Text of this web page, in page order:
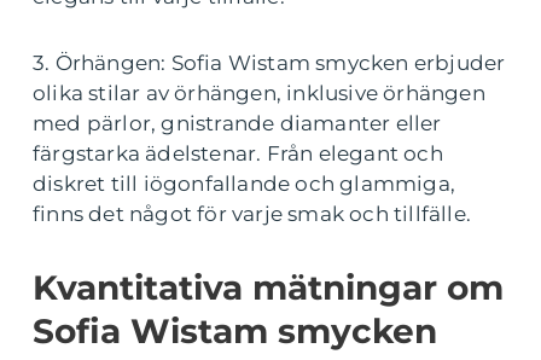
3. Örhängen: Sofia Wistam smycken erbjuder
olika stilar av örhängen, inklusive örhängen
med pärlor, gnistrande diamanter eller
färgstarka ädelstenar. Från elegant och
diskret till iögonfallande och glammiga,
finns det något för varje smak och tillfälle.
Kvantitativa mätningar om
Sofia Wistam smycken